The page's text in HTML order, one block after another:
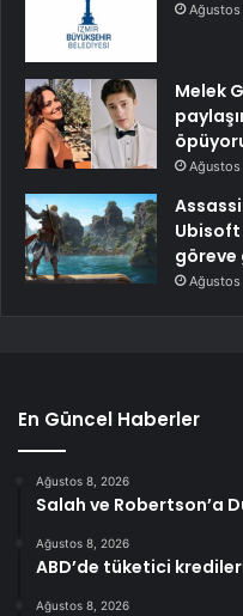
Ağustos
Melek
Ağustos
Ubisoft
Ağustos
En Güncel Haberler
Ağustos 8, 2026
Salah ve Robertson’a
Ağustos 8, 2026
ABD’de tüketici
Ağustos 8, 2026